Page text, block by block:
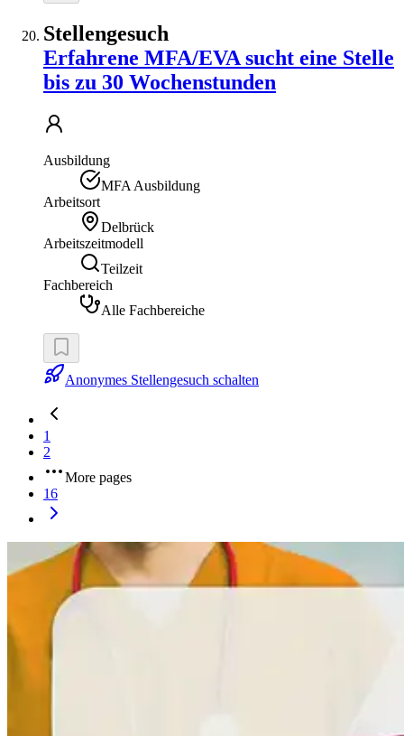
Stellengesuch
Erfahrene MFA/EVA sucht eine Stelle
bis zu 30 Wochenstunden
Ausbildung
MFA Ausbildung
Arbeitsort
Delbrück
Arbeitszeitmodell
Teilzeit
Fachbereich
Alle Fachbereiche
Anonymes Stellengesuch schalten
1
2
More pages
16